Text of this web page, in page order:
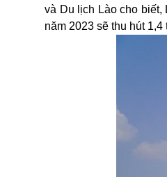
và Du lịch Làocho biết,
năm 2023 sẽ thu hút